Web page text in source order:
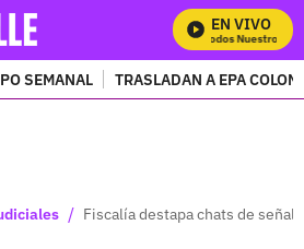
EN VIVO
Mira Todos Nuestros
SEMANAL TRASLADAN A EPA
/ Fiscalía destapa chats de